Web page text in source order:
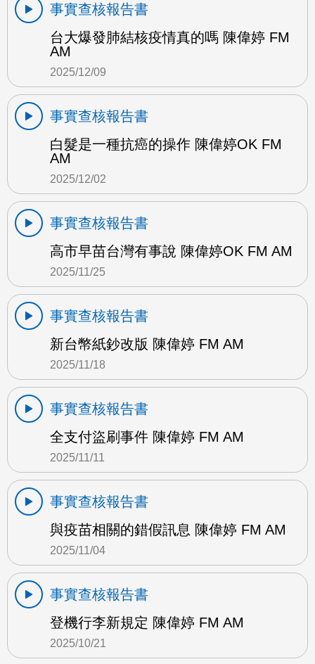
事實查核報告書
台大爆發肺結核疫情真的嗎 陳偉婷 FM
AM
2025/12/09
事實查核報告書
白髮是一種抗癌的操作 陳偉婷OK FM
AM
2025/12/02
事實查核報告書
高市早苗台灣有事說 陳偉婷OK FM AM
2025/11/25
事實查核報告書
新台幣紙鈔改版 陳偉婷 FM AM
2025/11/18
事實查核報告書
全支付盜刷事件 陳偉婷 FM AM
2025/11/11
事實查核報告書
與疫苗相關的錯假訊息 陳偉婷 FM AM
2025/11/04
事實查核報告書
登機行李新規定 陳偉婷 FM AM
2025/10/21